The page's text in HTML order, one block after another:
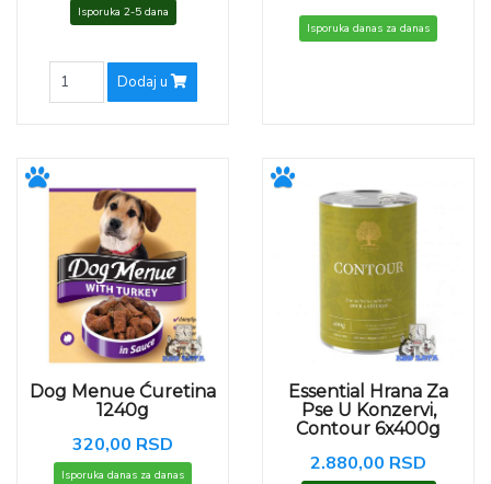
Isporuka 2-5 dana
Dodaj u
Isporuka danas za danas
Dog Menue Ćuretina
1240g
320,00 RSD
Isporuka danas za danas
Essential Hrana Za
Pse U Konzervi,
Contour 6x400g
2.880,00 RSD